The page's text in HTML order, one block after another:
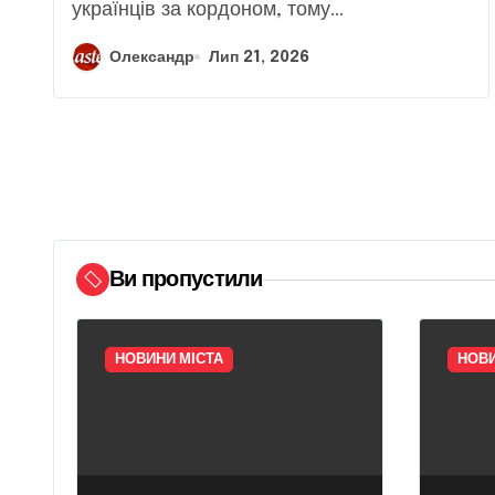
українців за кордоном, тому...
Олександр Лип 21, 2026
Ви пропустили
НОВИНИ МІСТА